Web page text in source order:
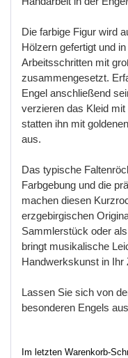
Die farbige Figur wird
Hölzern gefertigt und
Arbeitsschritten mit
zusammengesetzt.
Engel anschließend
verzieren das Kleid
statten ihn mit
aus.
Das typische
Farbgebung und die
machen diesen
erzgebirgischen
Sammlerstück oder
bringt musikalische
Handwerkskunst in Ihr
Lassen Sie sich von
besonderen Engels aus
Im letzten Warenkorb-